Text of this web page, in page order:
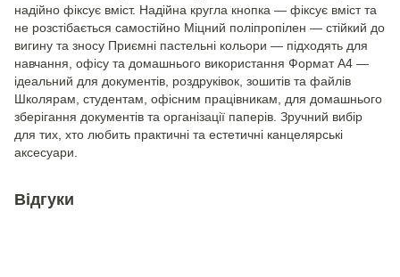
надійно фіксує вміст. Надійна кругла кнопка — фіксує вміст та
не розстібається самостійно Міцний поліпропілен — стійкий до
вигину та зносу Приємні пастельні кольори — підходять для
навчання, офісу та домашнього використання Формат A4 —
ідеальний для документів, роздруківок, зошитів та файлів
Школярам, студентам, офісним працівникам, для домашнього
зберігання документів та організації паперів. Зручний вибір
для тих, хто любить практичні та естетичні канцелярські
аксесуари.
Відгуки